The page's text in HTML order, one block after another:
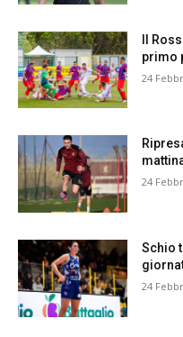
Il
primo
24
24
Schio
24